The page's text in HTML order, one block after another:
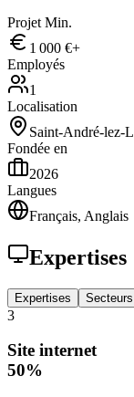
Projet Min.
1 000 €+
Employés
1
Localisation
Saint-André-lez-
Fondée en
2026
Langues
Français, Anglais
Expertises
Expertises Secteurs
3
Site internet
50%